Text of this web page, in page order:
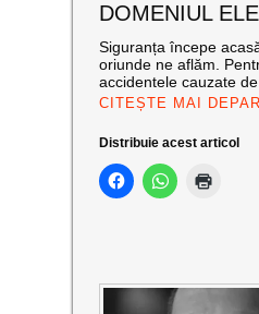
DOMENIUL
Siguranța începe
oriunde ne aflăm.
accidentele cauzate de
CITEȘTE MAI
Distribuie acest articol